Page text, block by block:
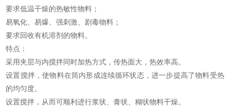
要求低温干燥的热敏性物料；
易氧化、易爆、强刺激、剧毒物料；
要求回收有机溶剂的物料。
特点：
采用夹层与内搅拌同时加热方式，传热面大，热效率高。
设置搅拌，使物料在筒内形成连续循环状态，进一步提高了物料受热
的均匀度。
设置搅拌，从而可顺利进行浆状、膏状、糊状物料干燥。